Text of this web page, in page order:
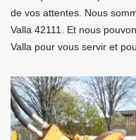
de vos attentes. Nous
Valla 42111. Et nous
Valla pour vous servir et